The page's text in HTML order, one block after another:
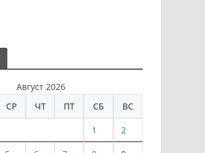
Август 2026
СР ЧТ ПТ СБ ВС
1 2